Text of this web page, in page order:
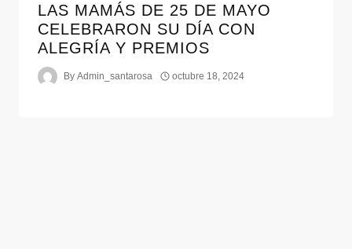
LAS MAMÁS DE 25 DE MAYO
CELEBRARON SU DÍA CON
ALEGRÍA Y PREMIOS
By Admin_santarosa octubre 18, 2024